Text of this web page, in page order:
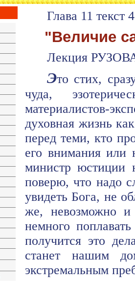
Глава 11 текст
"Величие
Лекция
Это стих,
чуда,
материалистов-
духовная жизнь
перед теми, кто
его внимания или
министр
поверю, что надо
увидеть Бога, не
же, невозможно
немного
получится это
станет нашим
экстремальным